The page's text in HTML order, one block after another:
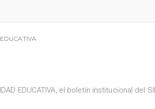
EDUCATIVA, el boletín institucional del